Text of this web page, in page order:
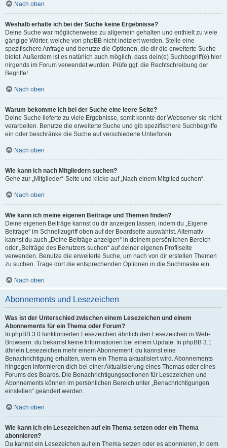
Nach oben
Weshalb erhalte ich bei der Suche keine Ergebnisse?
Deine Suche war möglicherweise zu allgemein gehalten und enthielt zu viele
gängige Wörter, welche von phpBB nicht indiziert werden. Stelle eine
spezifischere Anfrage und benutze die Optionen, die dir die erweiterte Suche
bietet. Außerdem ist es natürlich auch möglich, dass dein(e) Suchbegriff(e) hier
nirgends im Forum verwendet wurden. Prüfe ggf. die Rechtschreibung der
Begriffe!
Nach oben
Warum bekomme ich bei der Suche eine leere Seite?
Deine Suche lieferte zu viele Ergebnisse, somit konnte der Webserver sie nicht
verarbeiten. Benutze die erweiterte Suche und gib spezifischere Suchbegriffe
ein oder beschränke die Suche auf verschiedene Unterforen.
Nach oben
Wie kann ich nach Mitgliedern suchen?
Gehe zur „Mitglieder“-Seite und klicke auf „Nach einem Mitglied suchen“.
Nach oben
Wie kann ich meine eigenen Beiträge und Themen finden?
Deine eigenen Beiträge kannst du dir anzeigen lassen, indem du „Eigene
Beiträge“ im Schnellzugriff oben auf der Boardseite auswählst. Alternativ
kannst du auch „Deine Beiträge anzeigen“ in deinem persönlichen Bereich
oder „Beiträge des Benutzers suchen“ auf deiner eigenen Profilseite
verwenden. Benutze die erweiterte Suche, um nach von dir erstellen Themen
zu suchen. Trage dort die entsprechenden Optionen in die Suchmaske ein.
Nach oben
Abonnements und Lesezeichen
Was ist der Unterschied zwischen einem Lesezeichen und einem
Abonnements für ein Thema oder Forum?
In phpBB 3.0 funktionierten Lesezeichen ähnlich den Lesezeichen in Web-
Browsern: du bekamst keine Informationen bei einem Update. In phpBB 3.1
ähneln Lesezeichen mehr einem Abonnement: du kannst eine
Benachrichtigung erhalten, wenn ein Thema aktualisiert wird. Abonnements
hingegen informieren dich bei einer Aktualisierung eines Themas oder eines
Forums des Boards. Die Benachrichtigungsoptionen für Lesezeichen und
Abonnements können im persönlichen Bereich unter „Benachrichtigungen
einstellen“ geändert werden.
Nach oben
Wie kann ich ein Lesezeichen auf ein Thema setzen oder ein Thema
abonnieren?
Du kannst ein Lesezeichen auf ein Thema setzen oder es abonnieren, in dem